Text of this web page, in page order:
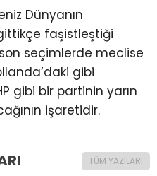
Dünyanın
faşistleştiği
seçimlerde meclise
gibi
gibi bir partinin yarın
işaretidir.
TÜM YAZILARI